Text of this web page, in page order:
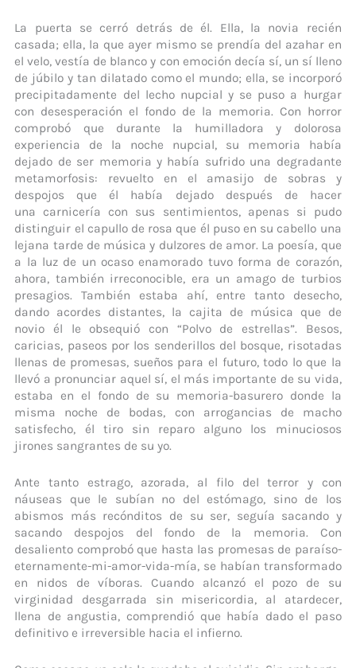
La puerta se cerró detrás de él. Ella, la novia recién
casada; ella, la que ayer mismo se prendía del azahar en
el velo, vestía de blanco y con emoción decía sí, un sí lleno
de júbilo y tan dilatado como el mundo; ella, se incorporó
precipitadamente del lecho nupcial y se puso a hurgar
con desesperación el fondo de la memoria. Con horror
comprobó que durante la humilladora y dolorosa
experiencia de la noche nupcial, su memoria había
dejado de ser memoria y había sufrido una degradante
metamorfosis: revuelto en el amasijo de sobras y
despojos que él había dejado después de hacer
una carnicería con sus sentimientos, apenas si pudo
distinguir el capullo de rosa que él puso en su cabello una
lejana tarde de música y dulzores de amor. La poesía, que
a la luz de un ocaso enamorado tuvo forma de corazón,
ahora, también irreconocible, era un amago de turbios
presagios. También estaba ahí, entre tanto desecho,
dando acordes distantes, la cajita de música que de
novio él le obsequió con “Polvo de estrellas”. Besos,
caricias, paseos por los senderillos del bosque, risotadas
llenas de promesas, sueños para el futuro, todo lo que la
llevó a pronunciar aquel sí, el más importante de su vida,
estaba en el fondo de su memoria-basurero donde la
misma noche de bodas, con arrogancias de macho
satisfecho, él tiro sin reparo alguno los minuciosos
jirones sangrantes de su yo.
Ante tanto estrago, azorada, al filo del terror y con
náuseas que le subían no del estómago, sino de los
abismos más recónditos de su ser, seguía sacando y
sacando despojos del fondo de la memoria. Con
desaliento comprobó que hasta las promesas de paraíso-
eternamente-mi-amor-vida-mía, se habían transformado
en nidos de víboras. Cuando alcanzó el pozo de su
virginidad desgarrada sin misericordia, al atardecer,
llena de angustia, comprendió que había dado el paso
definitivo e irreversible hacia el infierno.